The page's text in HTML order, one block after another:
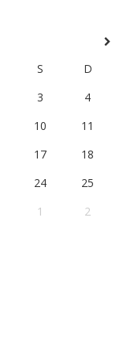
S
D
3
4
10
11
17
18
24
25
1 2